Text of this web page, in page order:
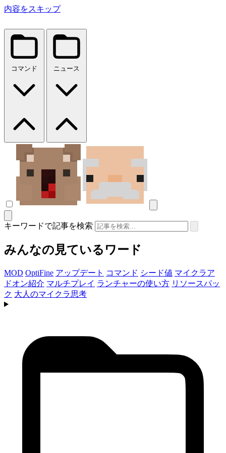
内容をスキップ
コマンド ニュース
キーワードで記事を検索
みんなの見ているワード
MOD OptiFine アップデート コマンド シード値 マイクラア
ドオン紹介 マルチプレイ ランチャーの使い方 リソースパッ
ク 大人のマイクラ思考